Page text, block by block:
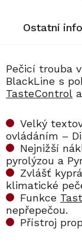
Ostatní
Pečicí trouba
BlackLine s
TasteControl
Velký
ovládáním –
Nejnižší
pyrolýzou a
Zvlášť
klimatické
Funkce
nepřepečou.
Přístroj